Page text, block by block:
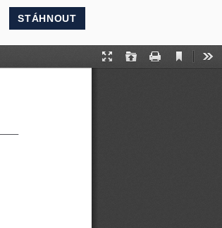
STÁHNOUT